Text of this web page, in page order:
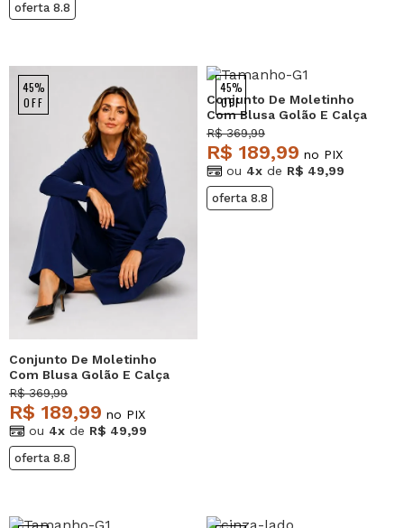
oferta 8.8
45%
OFF
Conjunto De Moletinho
Com Blusa Golão E Calça
Wide Leg Marinho
Salvatore Fashion
R$ 369,99
R$ 189,99 no PIX
ou 4x de R$ 49,99
oferta 8.8
45%
OFF
Conjunto De Moletinho
Com Blusa Golão E Calça
Wide Leg Musgo
Salvatore
R$ 369,99
R$ 189,99 no PIX
ou 4x de R$ 49,99
oferta 8.8